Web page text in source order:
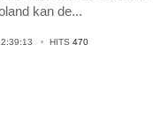
kan de...
HITS 470